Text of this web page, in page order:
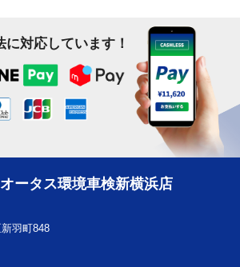
対応しています！
ータス環境車検新横浜店
羽町848